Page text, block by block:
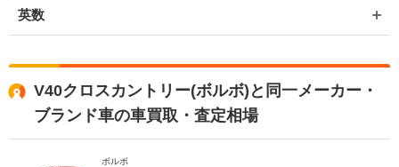
英数
V40クロスカントリー(ボルボ)と同一メーカー・
ブランド車の車買取・査定相場
ボルボ